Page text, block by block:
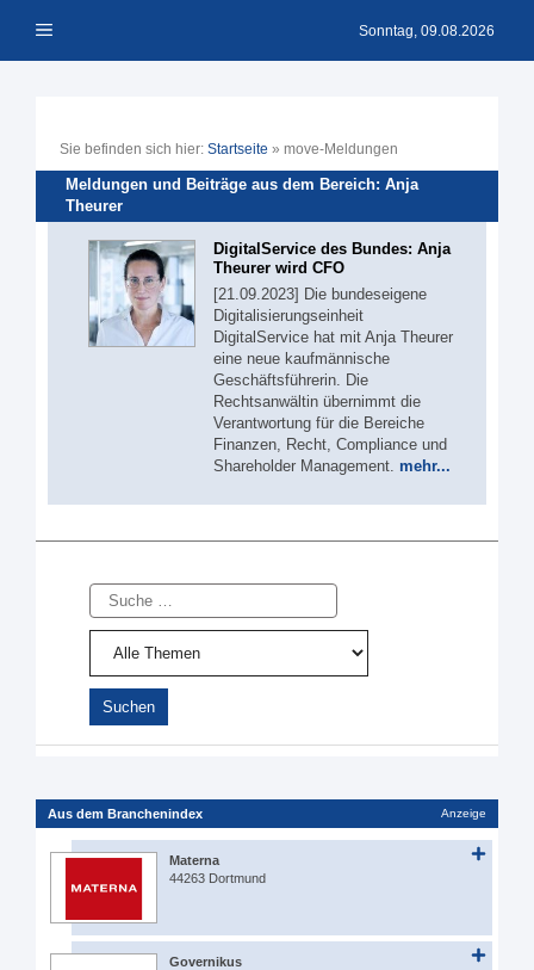
Inhalt Menü Sonntag, 09.08.2026
Sie befinden sich hier: Startseite » move-Meldungen
Meldungen und Beiträge aus dem Bereich: Anja
Theurer
DigitalService des Bundes: Anja
Theurer wird CFO
[21.09.2023] Die bundeseigene
Digitalisierungseinheit
DigitalService hat mit Anja Theurer
eine neue kaufmännische
Geschäftsführerin. Die
Rechtsanwältin übernimmt die
Verantwortung für die Bereiche
Finanzen, Recht, Compliance und
Shareholder Management. mehr...
Suche
Aus dem Branchenindex Anzeige
Materna
44263 Dortmund
Governikus